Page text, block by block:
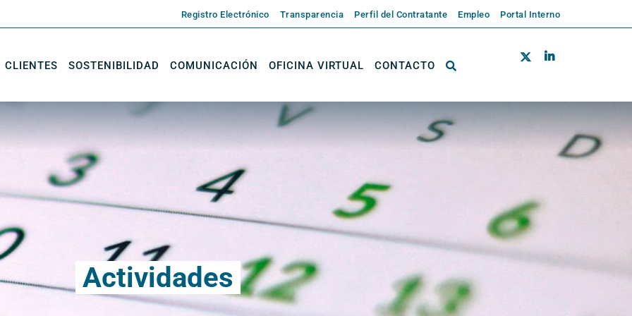
Registro Electrónico Transparencia Perfil del Contratante Empleo Portal Interno
CLIENTES SOSTENIBILIDAD COMUNICACIÓN OFICINA VIRTUAL CONTACTO
Actividades